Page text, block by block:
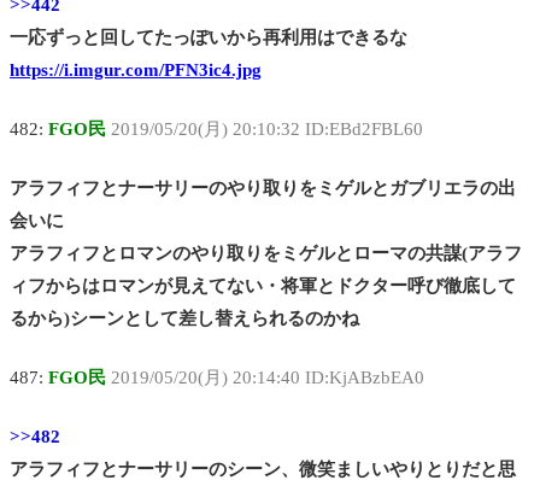
>>442
一応ずっと回してたっぽいから再利用はできるな
https://i.imgur.com/PFN3ic4.jpg
482: FGO民 2019/05/20(月) 20:10:32 ID:EBd2FBL60
アラフィフとナーサリーのやり取りをミゲルとガブリエラの出
会いに
アラフィフとロマンのやり取りをミゲルとローマの共謀(アラフ
ィフからはロマンが見えてない・将軍とドクター呼び徹底して
るから)シーンとして差し替えられるのかね
487: FGO民 2019/05/20(月) 20:14:40 ID:KjABzbEA0
>>482
アラフィフとナーサリーのシーン、微笑ましいやりとりだと思